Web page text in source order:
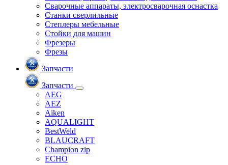
Сварочные аппараты, электросварочная оснастка
Станки сверлильные
Степлеры мебельные
Стойки для машин
Фрезеры
Фрезы
Запчасти
Запчасти
AEG
AEZ
Aiken
AQUALIGHT
BestWeld
BLAUCRAFT
Champion zip
ECHO